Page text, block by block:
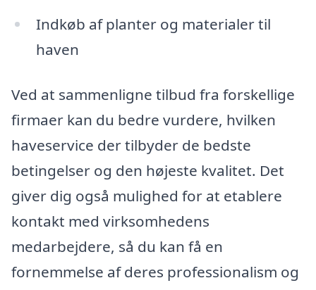
Indkøb af planter og materialer til
haven
Ved at sammenligne tilbud fra forskellige
firmaer kan du bedre vurdere, hvilken
haveservice der tilbyder de bedste
betingelser og den højeste kvalitet. Det
giver dig også mulighed for at etablere
kontakt med virksomhedens
medarbejdere, så du kan få en
fornemmelse af deres professionalism og